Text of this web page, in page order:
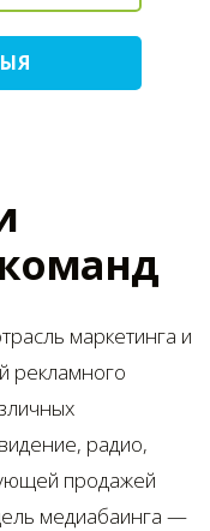
маркетинга и
рекламного
радио,
продажей
медиабаинга —